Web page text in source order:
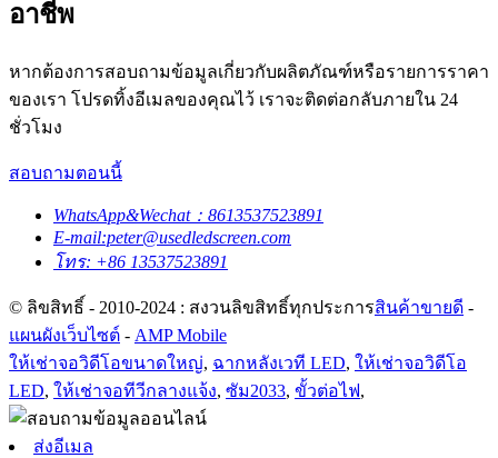
อาชีพ
หากต้องการสอบถามข้อมูลเกี่ยวกับผลิตภัณฑ์หรือรายการราคา
ของเรา โปรดทิ้งอีเมลของคุณไว้ เราจะติดต่อกลับภายใน 24
ชั่วโมง
สอบถามตอนนี้
WhatsApp&Wechat：8613537523891
E-mail:peter@usedledscreen.com
โทร: +86 13537523891
© ลิขสิทธิ์ - 2010-2024 : สงวนลิขสิทธิ์ทุกประการสินค้าขายดี -
แผนผังเว็บไซต์ - AMP Mobile
ให้เช่าจอวิดีโอขนาดใหญ่, ฉากหลังเวที LED, ให้เช่าจอวิดีโอ
LED, ให้เช่าจอทีวีกลางแจ้ง, ซัม2033, ขั้วต่อไฟ,
ส่งอีเมล